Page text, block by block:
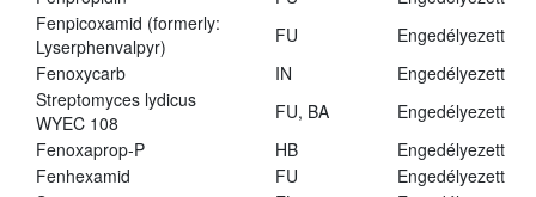
Fenpicoxamid (formerly:
Lyserphenvalpyr)
FU
Engedélyezett
Fenoxycarb
IN
Engedélyezett
Streptomyces lydicus
WYEC 108
FU, BA
Engedélyezett
Fenoxaprop-P
HB
Engedélyezett
Fenhexamid
FU
Engedélyezett